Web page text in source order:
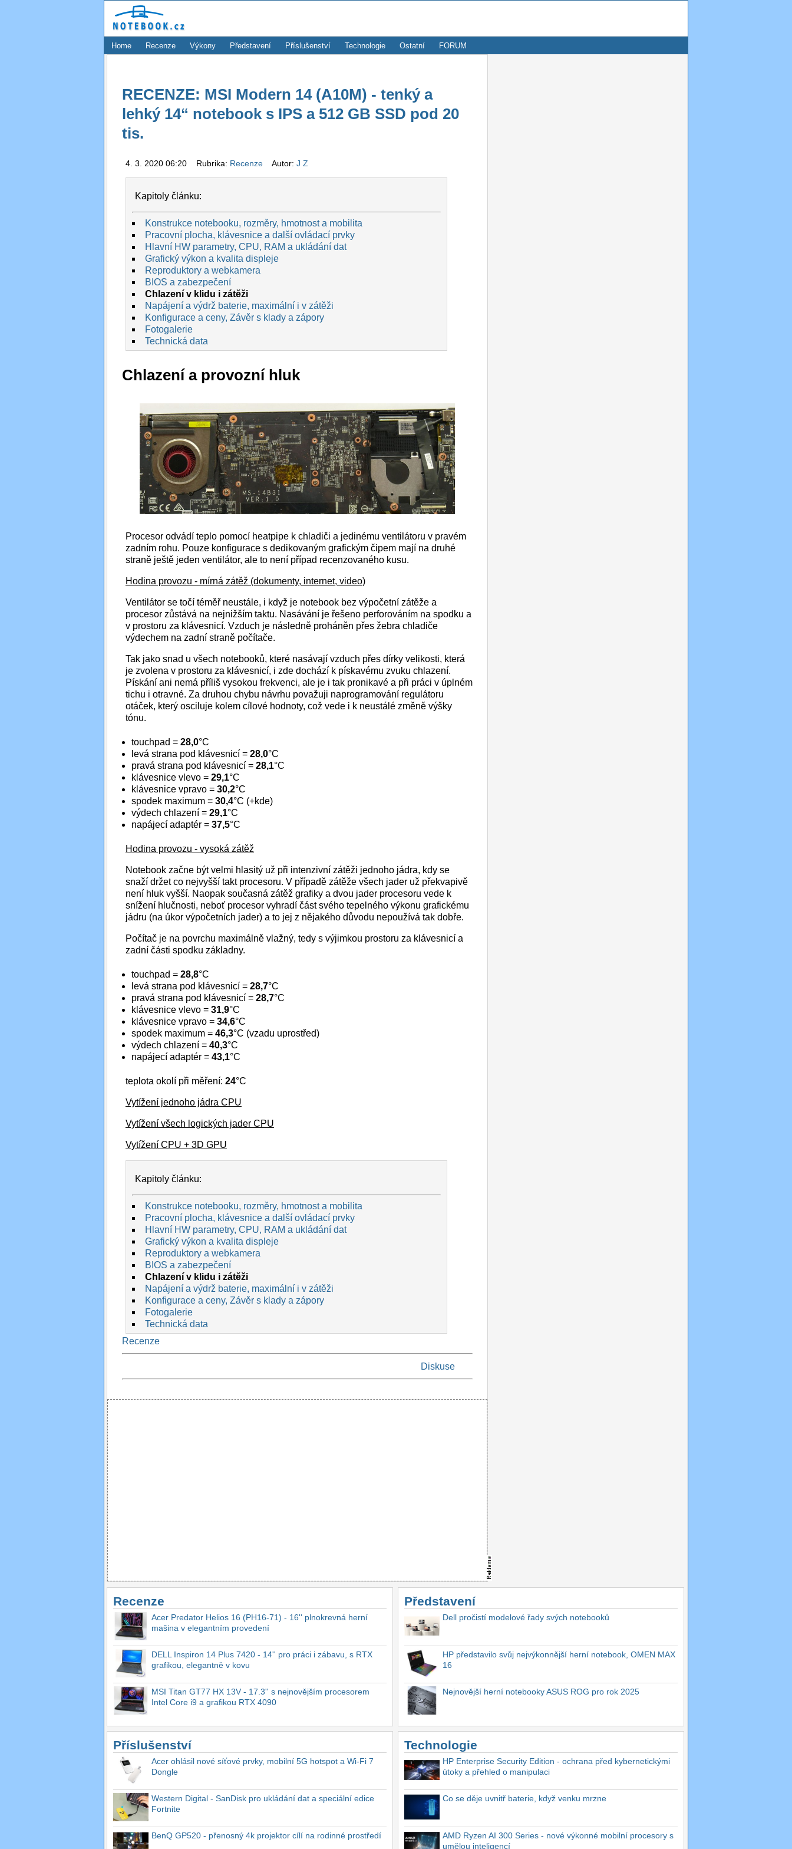
Home Recenze Výkony Představení Příslušenství Technologie Ostatní FORUM
RECENZE: MSI Modern 14 (A10M) - tenký a
lehký 14“ notebook s IPS a 512 GB SSD pod 20
tis.
4. 3. 2020 06:20 Rubrika: Recenze Autor: J Z
Kapitoly článku:
Konstrukce notebooku, rozměry, hmotnost a mobilita
Pracovní plocha, klávesnice a další ovládací prvky
Hlavní HW parametry, CPU, RAM a ukládání dat
Grafický výkon a kvalita displeje
Reproduktory a webkamera
BIOS a zabezpečení
Chlazení v klidu i zátěži
Napájení a výdrž baterie, maximální i v zátěži
Konfigurace a ceny, Závěr s klady a zápory
Fotogalerie
Technická data
Chlazení a provozní hluk
Procesor odvádí teplo pomocí heatpipe k chladiči a jedinému ventilátoru v pravém
zadním rohu. Pouze konfigurace s dedikovaným grafickým čipem mají na druhé
straně ještě jeden ventilátor, ale to není případ recenzovaného kusu.
Hodina provozu - mírná zátěž (dokumenty, internet, video)
Ventilátor se točí téměř neustále, i když je notebook bez výpočetní zátěže a
procesor zůstává na nejnižším taktu. Nasávání je řešeno perforováním na spodku a
v prostoru za klávesnicí. Vzduch je následně proháněn přes žebra chladiče
výdechem na zadní straně počítače.
Tak jako snad u všech notebooků, které nasávají vzduch přes dírky velikosti, která
je zvolena v prostoru za klávesnicí, i zde dochází k pískavému zvuku chlazení.
Pískání ani nemá příliš vysokou frekvenci, ale je i tak pronikavé a při práci v úplném
tichu i otravné. Za druhou chybu návrhu považuji naprogramování regulátoru
otáček, který osciluje kolem cílové hodnoty, což vede i k neustálé změně výšky
tónu.
touchpad = 28,0°C
levá strana pod klávesnicí = 28,0°C
pravá strana pod klávesnicí = 28,1°C
klávesnice vlevo = 29,1°C
klávesnice vpravo = 30,2°C
spodek maximum = 30,4°C (+kde)
výdech chlazení = 29,1°C
napájecí adaptér = 37,5°C
Hodina provozu - vysoká zátěž
Notebook začne být velmi hlasitý už při intenzivní zátěži jednoho jádra, kdy se
snaží držet co nejvyšší takt procesoru. V případě zátěže všech jader už překvapivě
není hluk vyšší. Naopak současná zátěž grafiky a dvou jader procesoru vede k
snížení hlučnosti, neboť procesor vyhradí část svého tepelného výkonu grafickému
jádru (na úkor výpočetních jader) a to jej z nějakého důvodu nepoužívá tak dobře.
Počítač je na povrchu maximálně vlažný, tedy s výjimkou prostoru za klávesnicí a
zadní části spodku základny.
touchpad = 28,8°C
levá strana pod klávesnicí = 28,7°C
pravá strana pod klávesnicí = 28,7°C
klávesnice vlevo = 31,9°C
klávesnice vpravo = 34,6°C
spodek maximum = 46,3°C (vzadu uprostřed)
výdech chlazení = 40,3°C
napájecí adaptér = 43,1°C
teplota okolí při měření: 24°C
Vytížení jednoho jádra CPU
Vytížení všech logických jader CPU
Vytížení CPU + 3D GPU
Kapitoly článku:
Konstrukce notebooku, rozměry, hmotnost a mobilita
Pracovní plocha, klávesnice a další ovládací prvky
Hlavní HW parametry, CPU, RAM a ukládání dat
Grafický výkon a kvalita displeje
Reproduktory a webkamera
BIOS a zabezpečení
Chlazení v klidu i zátěži
Napájení a výdrž baterie, maximální i v zátěži
Konfigurace a ceny, Závěr s klady a zápory
Fotogalerie
Technická data
Recenze
Diskuse
Recenze
Acer Predator Helios 16 (PH16-71) - 16'' plnokrevná herní
mašina v elegantním provedení
DELL Inspiron 14 Plus 7420 - 14'' pro práci i zábavu, s RTX
grafikou, elegantně v kovu
MSI Titan GT77 HX 13V - 17.3'' s nejnovějším procesorem
Intel Core i9 a grafikou RTX 4090
Představení
Dell pročistí modelové řady svých notebooků
HP představilo svůj nejvýkonnější herní notebook, OMEN MAX
16
Nejnovější herní notebooky ASUS ROG pro rok 2025
Příslušenství
Acer ohlásil nové síťové prvky, mobilní 5G hotspot a Wi-Fi 7
Dongle
Western Digital - SanDisk pro ukládání dat a speciální edice
Fortnite
BenQ GP520 - přenosný 4k projektor cílí na rodinné prostředí
Technologie
HP Enterprise Security Edition - ochrana před kybernetickými
útoky a přehled o manipulaci
Co se děje uvnitř baterie, když venku mrzne
AMD Ryzen AI 300 Series - nové výkonné mobilní procesory s
umělou inteligencí